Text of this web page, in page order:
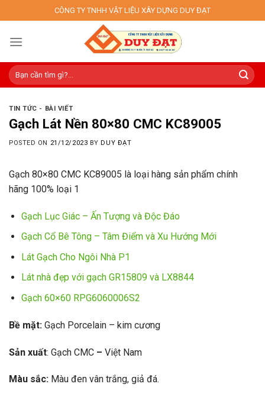
to
content
CÔNG TY TNHH VẬT LIỆU XÂY DỰNG DUY ĐẠT
TIN TỨC - BÀI VIẾT
Gạch Lát Nền 80×80 CMC KC89005
POSTED ON 21/12/2023 BYDUY ĐẠT
Gạch 80×80 CMC KC89005 là loại hàng sản phẩm chính
hãng 100% loại 1
Gạch Lục Giác – Ấn Tượng và Độc Đáo
Gạch Cổ Bê Tông – Tâm Điểm và Xu Hướng Mới
Lát Gạch Cho Ngôi Nhà P1
Lát nhà đẹp với gạch GR15809 và LX8844
Gạch 60×60 RPG6060006S2
Bề mặt: Gạch Porcelain – kim cương
Sản xuất: Gạch CMC – Việt Nam
Màu sắc: Màu đen vân trắng, giả đá.